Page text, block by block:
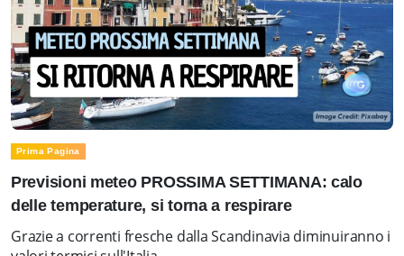
Prima Pagina
Previsioni meteo PROSSIMA SETTIMANA: calo
delle temperature, si torna a respirare
Grazie a correnti fresche dalla Scandinavia diminuiranno i